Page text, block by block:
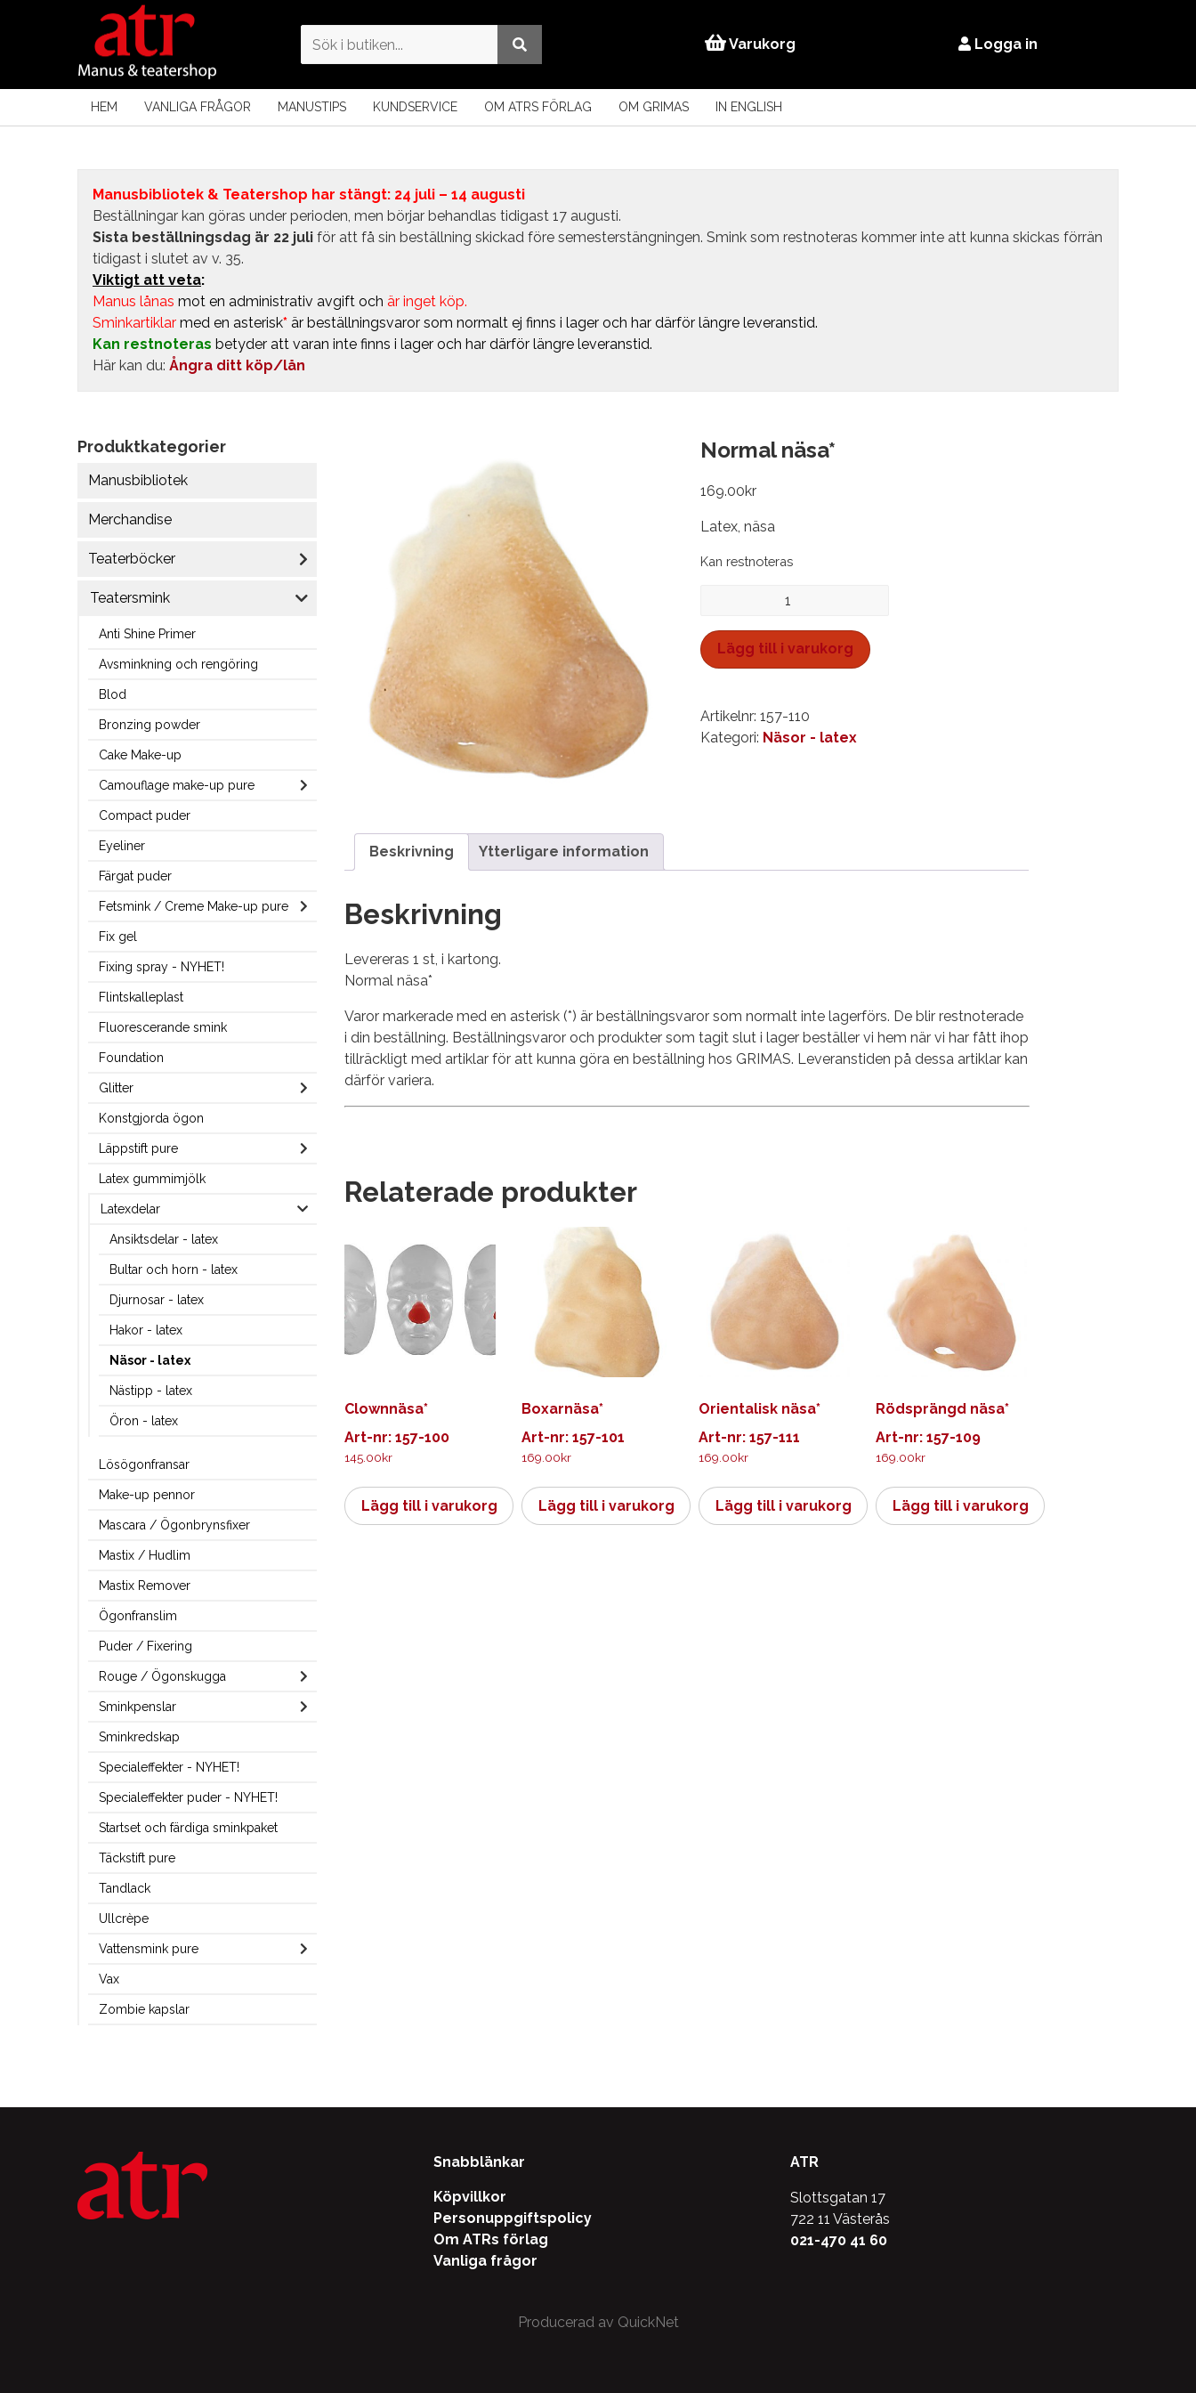
Varukorg Logga in
HEM VANLIGA FRÅGOR MANUSTIPS KUNDSERVICE OM ATRS FÖRLAG OM GRIMAS IN ENGLISH
Manusbibliotek & Teatershop har stängt: 24 juli – 14 augusti
Beställningar kan göras under perioden, men börjar behandlas tidigast 17 augusti.
Sista beställningsdag är 22 juli för att få sin beställning skickad före semesterstängningen. Smink som restnoteras kommer inte att kunna skickas förrän
tidigast i slutet av v. 35.
Viktigt att veta:
Manus lånas mot en administrativ avgift och är inget köp.
Sminkartiklar med en asterisk* är beställningsvaror som normalt ej finns i lager och har därför längre leveranstid.
Kan restnoteras betyder att varan inte finns i lager och har därför längre leveranstid.
Här kan du: Ångra ditt köp/lån
Produktkategorier
Manusbibliotek
Merchandise
Teaterböcker
Teatersmink
Anti Shine Primer
Avsminkning och rengöring
Blod
Bronzing powder
Cake Make-up
Camouflage make-up pure
Compact puder
Eyeliner
Färgat puder
Fetsmink / Creme Make-up pure
Fix gel
Fixing spray - NYHET!
Flintskalleplast
Fluorescerande smink
Foundation
Glitter
Konstgjorda ögon
Läppstift pure
Latex gummimjölk
Latexdelar
Ansiktsdelar - latex
Bultar och horn - latex
Djurnosar - latex
Hakor - latex
Näsor - latex
Nästipp - latex
Öron - latex
Lösögonfransar
Make-up pennor
Mascara / Ögonbrynsfixer
Mastix / Hudlim
Mastix Remover
Ögonfranslim
Puder / Fixering
Rouge / Ögonskugga
Sminkpenslar
Sminkredskap
Specialeffekter - NYHET!
Specialeffekter puder - NYHET!
Startset och färdiga sminkpaket
Täckstift pure
Tandlack
Ullcrèpe
Vattensmink pure
Vax
Zombie kapslar
Normal näsa*
169.00kr
Latex, näsa
Kan restnoteras
mängd
Lägg till i varukorg
Artikelnr:157-110
Kategori: Näsor - latex
Beskrivning Ytterligare information
Beskrivning
Levereras 1 st, i kartong.
Normal näsa*
Varor markerade med en asterisk (*) är beställningsvaror som normalt inte lagerförs. De blir restnoterade
i din beställning. Beställningsvaror och produkter som tagit slut i lager beställer vi hem när vi har fått ihop
tillräckligt med artiklar för att kunna göra en beställning hos GRIMAS. Leveranstiden på dessa artiklar kan
därför variera.
Relaterade produkter
Clownnäsa*
Art-nr: 157-100
145.00kr
Lägg till i varukorg
Boxarnäsa*
Art-nr: 157-101
169.00kr
Lägg till i varukorg
Orientalisk näsa*
Art-nr: 157-111
169.00kr
Lägg till i varukorg
Rödsprängd näsa*
Art-nr: 157-109
169.00kr
Lägg till i varukorg
Snabblänkar
Köpvillkor
Personuppgiftspolicy
Om ATRs förlag
Vanliga frågor
ATR
Slottsgatan 17
722 11 Västerås
021-470 41 60
Producerad av QuickNet